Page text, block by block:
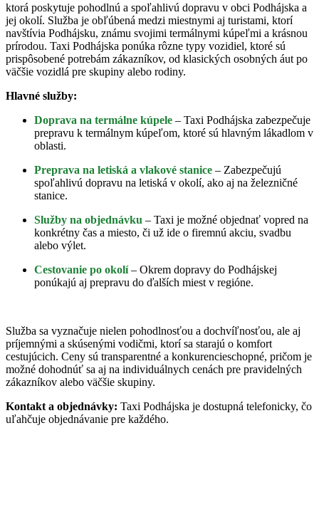
ktorá poskytuje pohodlnú a spoľahlivú dopravu v obci Podhájska a
jej okolí. Služba je obľúbená medzi miestnymi aj turistami, ktorí
navštívia Podhájsku, známu svojimi termálnymi kúpeľmi a krásnou
prírodou. Taxi Podhájska ponúka rôzne typy vozidiel, ktoré sú
prispôsobené potrebám zákazníkov, od klasických osobných áut po
väčšie vozidlá pre skupiny alebo rodiny.
Hlavné služby:
Doprava na termálne kúpele – Taxi Podhájska zabezpečuje
prepravu k termálnym kúpeľom, ktoré sú hlavným lákadlom v
oblasti.
Preprava na letiská a vlakové stanice – Zabezpečujú
spoľahlivú dopravu na letiská v okolí, ako aj na železničné
stanice.
Služby na objednávku – Taxi je možné objednať vopred na
konkrétny čas a miesto, či už ide o firemnú akciu, svadbu
alebo výlet.
Cestovanie po okolí– Okrem dopravy do Podhájskej
ponúkajú aj prepravu do ďalších miest v regióne.
Služba sa vyznačuje nielen pohodlnosťou a dochvíľnosťou, ale aj
príjemnými a skúsenými vodičmi, ktorí sa starajú o komfort
cestujúcich. Ceny sú transparentné a konkurencieschopné, pričom je
možné dohodnúť sa aj na individuálnych cenách pre pravidelných
zákazníkov alebo väčšie skupiny.
Kontakt a objednávky: Taxi Podhájska je dostupná telefonicky, čo
uľahčuje objednávanie pre každého.